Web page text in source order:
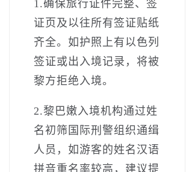
1.确保旅行证件完整、签
证页及以往所有签证贴纸
齐全。如护照上有以色列
签证或出入境记录，将被
黎方拒绝入境。
2.黎巴嫩入境机构通过姓
名初筛国际刑警组织通缉
人员，如游客的姓名汉语
拼音重名率较高，建议提